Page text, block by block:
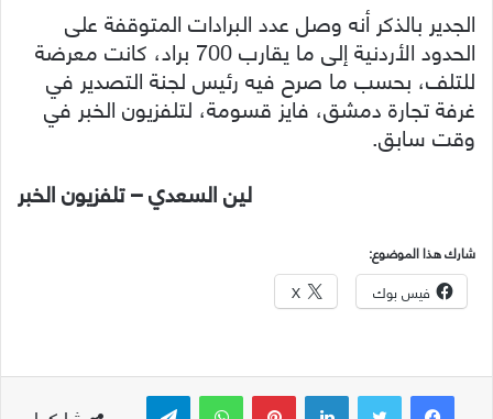
الجدير بالذكر أنه وصل عدد البرادات المتوقفة على
الحدود الأردنية إلى ما يقارب 700 براد، كانت معرضة
للتلف، بحسب ما صرح فيه رئيس لجنة التصدير في
غرفة تجارة دمشق، فايز قسومة، لتلفزيون الخبر في
وقت سابق.
لين السعدي – تلفزيون الخبر
شارك هذا الموضوع:
فيس بوك X
لينكدإن بينتيريست واتساب